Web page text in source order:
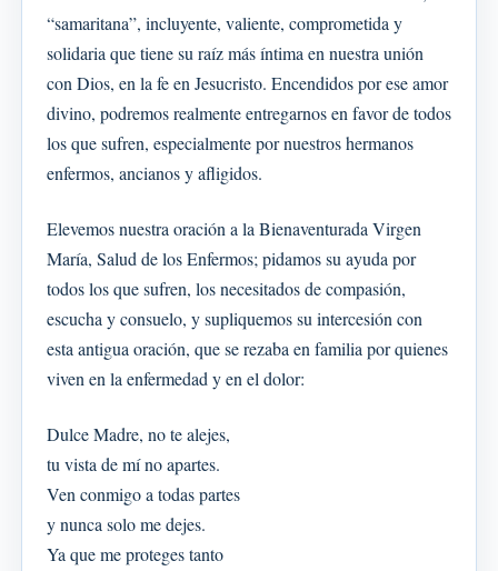
“samaritana”, incluyente, valiente, comprometida y
solidaria que tiene su raíz más íntima en nuestra unión
con Dios, en la fe en Jesucristo. Encendidos por ese amor
divino, podremos realmente entregarnos en favor de todos
los que sufren, especialmente por nuestros hermanos
enfermos, ancianos y afligidos.
Elevemos nuestra oración a la Bienaventurada Virgen
María, Salud de los Enfermos; pidamos su ayuda por
todos los que sufren, los necesitados de compasión,
escucha y consuelo, y supliquemos su intercesión con
esta antigua oración, que se rezaba en familia por quienes
viven en la enfermedad y en el dolor:
Dulce Madre, no te alejes,
tu vista de mí no apartes.
Ven conmigo a todas partes
y nunca solo me dejes.
Ya que me proteges tanto